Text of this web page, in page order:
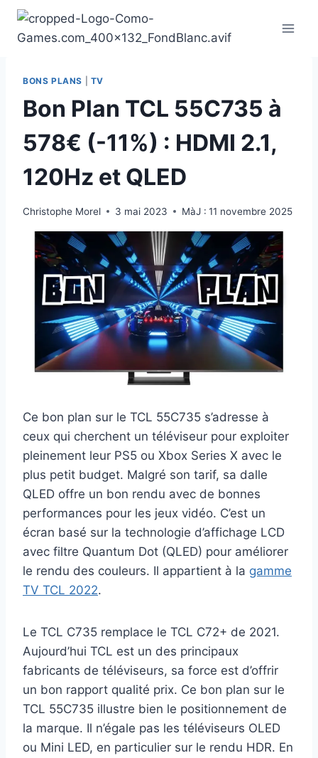
Aller
contenu
BONS PLANS TV
Bon Plan TCL 55C735 à
578€ (-11%) : HDMI 2.1,
120Hz et QLED
Christophe Morel 3 mai 2023 MàJ : 11 novembre 2025
Ce bon plan sur le TCL 55C735 s’adresse à
ceux qui cherchent un téléviseur pour exploiter
pleinement leur PS5 ou Xbox Series X avec le
plus petit budget. Malgré son tarif, sa dalle
QLED offre un bon rendu avec de bonnes
performances pour les jeux vidéo. C’est un
écran basé sur la technologie d’affichage LCD
avec filtre Quantum Dot (QLED) pour améliorer
le rendu des couleurs. Il appartient à la gamme
TV TCL 2022.
Le TCL C735 remplace le TCL C72+ de 2021.
Aujourd’hui TCL est un des principaux
fabricants de téléviseurs, sa force est d’offrir
un bon rapport qualité prix. Ce bon plan sur le
TCL 55C735 illustre bien le positionnement de
la marque. Il n’égale pas les téléviseurs OLED
ou Mini LED, en particulier sur le rendu HDR. En